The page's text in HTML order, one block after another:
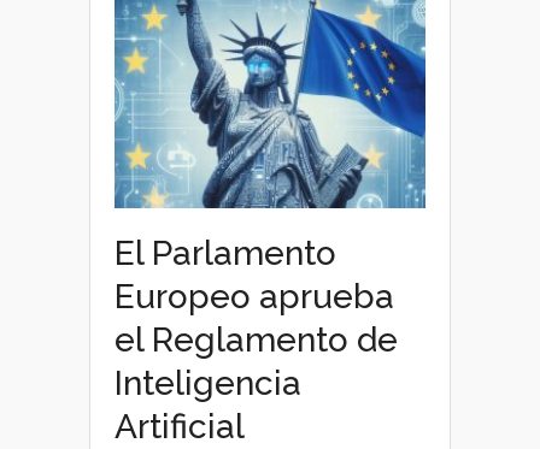
El Parlamento
Europeo aprueba
el Reglamento de
Inteligencia
Artificial